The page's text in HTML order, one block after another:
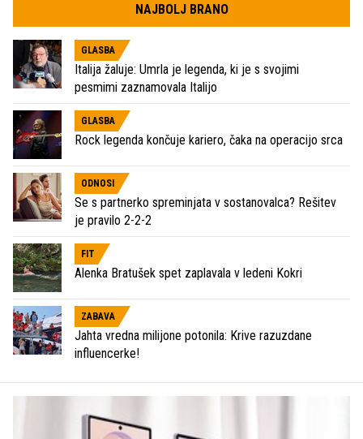
NAJBOLJ BRANO
GLASBA
Italija žaluje: Umrla je legenda, ki je s svojimi
pesmimi zaznamovala Italijo
GLASBA
Rock legenda končuje kariero, čaka na operacijo srca
ODNOSI
Se s partnerko spreminjata v sostanovalca? Rešitev
je pravilo 2-2-2
FIT
Alenka Bratušek spet zaplavala v ledeni Kokri
ZABAVA
Jahta vredna milijone potonila: Krive razuzdane
influencerke!